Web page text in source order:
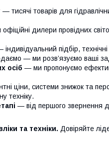
— тисячі товарів для
дилери провідних
індивідуальний підбір,
— ми розв’язуємо ваші
осіб — ми пропонуємо
ціни, системи знижок та
техніку.
— від першого звернення
та техніки. Довіряйте